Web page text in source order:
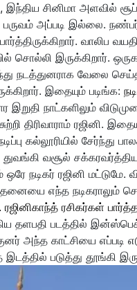
இந்திய சினிமா அளவில்
பருவம் அப்படி இல்லை.
வாலிப
சொல்லி இருக்கிறார்.
நடத்துனராக வேலை
இதையும் படிங்க:
இறுதி நாட்களிலும்
திரிவாராம் ரஜினி.
கல்லூரியில் சேர்ந்து
வசூல்
நடிகர் ரஜினி மட்டுமே.
எந்த நடிகராலும்
ரசிகர்கள்
படத்தில்
அந்த காட்சியை எப்படி
படுத்து தூங்கி